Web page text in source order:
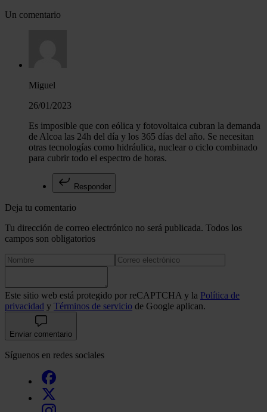
Un comentario
Miguel
26/01/2023
Es imposible que con eólica y fotovoltaica cubran la demanda
de Alcoa las 24h del día y los 365 días del año. Se necesitan
otras tecnologías como hidráulica, nuclear o ciclo combinado
para cubrir todo el espectro de horas.
Responder
Deja tu comentario
Tu dirección de correo electrónico no será publicada. Todos los
campos son obligatorios
Este sitio web está protegido por reCAPTCHA y la Política de
privacidad y Términos de servicio de Google aplican.
Enviar comentario
Síguenos en redes sociales